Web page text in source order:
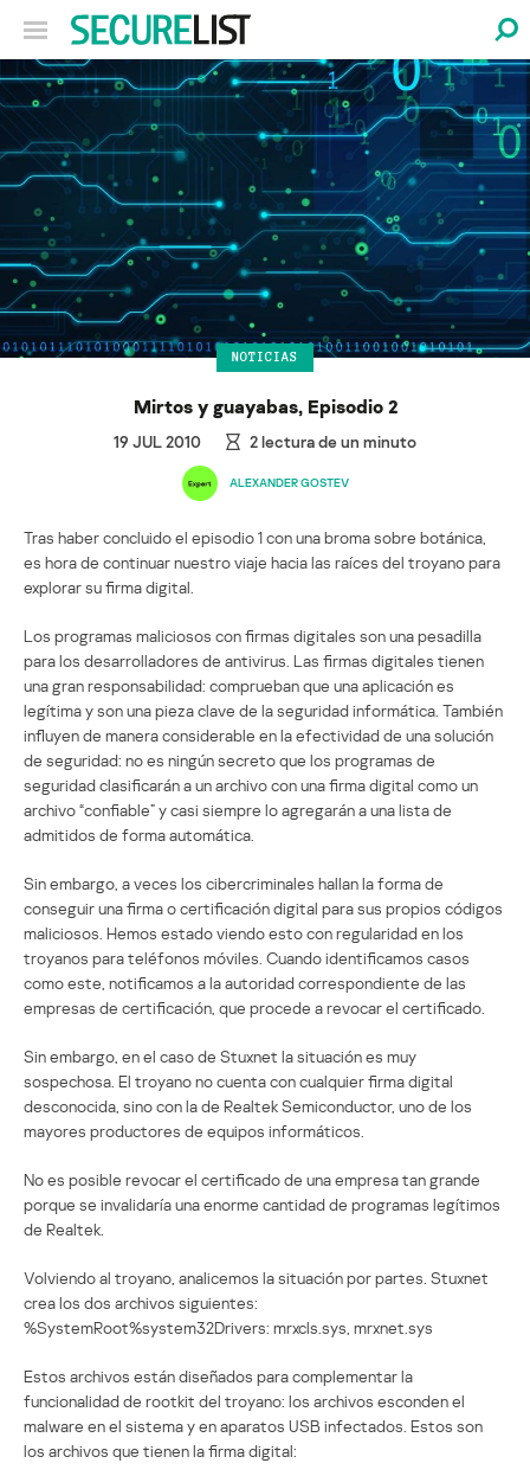
NOTICIAS
Mirtos y guayabas, Episodio 2
19 JUL 2010 2lectura de un minuto
ALEXANDER GOSTEV
Tras haber concluido el episodio 1 con una broma sobre botánica,
es hora de continuar nuestro viaje hacia las raíces del troyano para
explorar su firma digital.
Los programas maliciosos con firmas digitales son una pesadilla
para los desarrolladores de antivirus. Las firmas digitales tienen
una gran responsabilidad: comprueban que una aplicación es
legítima y son una pieza clave de la seguridad informática. También
influyen de manera considerable en la efectividad de una solución
de seguridad: no es ningún secreto que los programas de
seguridad clasificarán a un archivo con una firma digital como un
archivo “confiable” y casi siempre lo agregarán a una lista de
admitidos de forma automática.
Sin embargo, a veces los cibercriminales hallan la forma de
conseguir una firma o certificación digital para sus propios códigos
maliciosos. Hemos estado viendo esto con regularidad en los
troyanos para teléfonos móviles. Cuando identificamos casos
como este, notificamos a la autoridad correspondiente de las
empresas de certificación, que procede a revocar el certificado.
Sin embargo, en el caso de Stuxnet la situación es muy
sospechosa. El troyano no cuenta con cualquier firma digital
desconocida, sino con la de Realtek Semiconductor, uno de los
mayores productores de equipos informáticos.
No es posible revocar el certificado de una empresa tan grande
porque se invalidaría una enorme cantidad de programas legítimos
de Realtek.
Volviendo al troyano, analicemos la situación por partes. Stuxnet
crea los dos archivos siguientes:
%SystemRoot%system32Drivers: mrxcls.sys, mrxnet.sys
Estos archivos están diseñados para complementar la
funcionalidad de rootkit del troyano: los archivos esconden el
malware en el sistema y en aparatos USB infectados. Estos son
los archivos que tienen la firma digital: